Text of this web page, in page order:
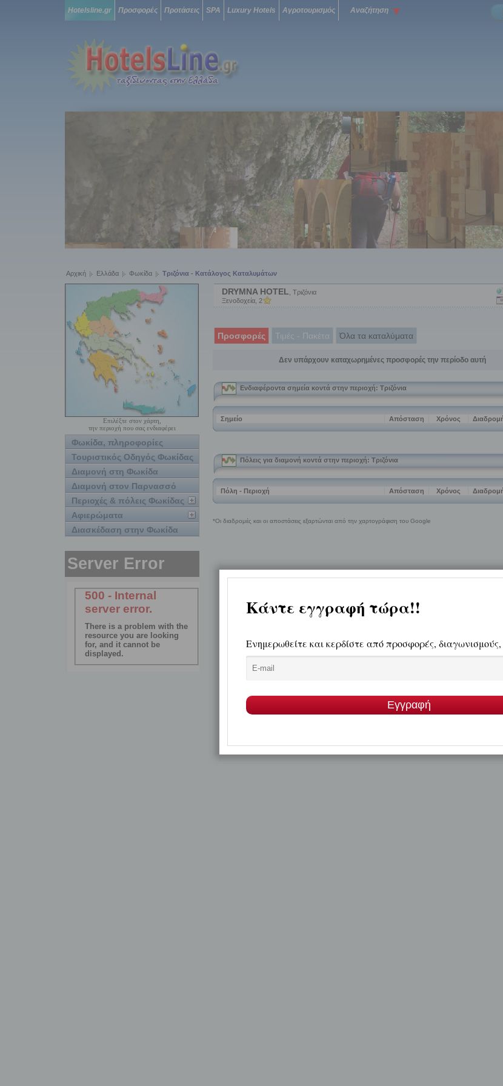
Hotelsline.gr Προσφορές Προτάσεις SPA Luxury Hotels Αγροτουρισμός Αναζήτηση
Αρχική Ελλάδα Φωκίδα Τριζόνια - Κατάλογος Καταλυμάτων
Επιλέξτε στον χάρτη,
την περιοχή που σας ενδιαφέρει
Φωκίδα, πληροφορίες
Τουριστικός Οδηγός Φωκίδας
Διαμονή στη Φωκίδα
Διαμονή στον Παρνασσό
Περιοχές & πόλεις Φωκίδας
Αφιερώματα
Διασκέδαση στην Φωκίδα
DRYMNA HOTEL , Τριζόνια
Ξενοδοχεία, 2
Προσφορές Τιμές - Πακέτα Όλα τα καταλύματα
Δεν υπάρχουν καταχωρημένες προσφορές την περίοδο αυτή